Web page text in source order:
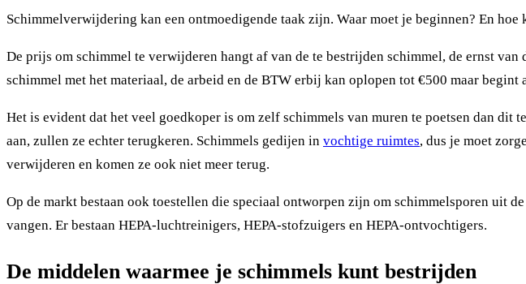
Schimmelverwijdering kan een ontmoedigende taak zijn. Waar moet je beginnen? En
De prijs om schimmel te verwijderen hangt af van de te bestrijden schimmel, de ernst
schimmel met het materiaal, de arbeid en de BTW erbij kan oplopen tot €500 maar
Het is evident dat het veel goedkoper is om zelf schimmels van muren te poetsen dan
aan, zullen ze echter terugkeren. Schimmels gedijen in vochtige ruimtes, dus je moet
verwijderen en komen ze ook niet meer terug.
Op de markt bestaan ook toestellen die speciaal ontworpen zijn om schimmelsporen uit
vangen. Er bestaan HEPA-luchtreinigers, HEPA-stofzuigers en HEPA-ontvochtigers.
De middelen waarmee je schimmels kunt bestrijden